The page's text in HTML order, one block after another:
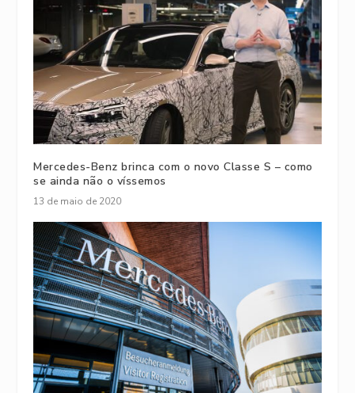
Mercedes-Benz brinca com o novo Classe S – como
se ainda não o víssemos
13 de maio de 2020